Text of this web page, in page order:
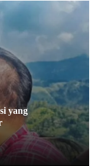
yang